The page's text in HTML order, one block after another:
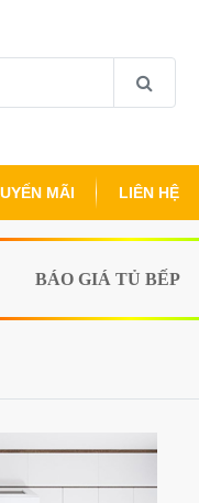
MÃI LIÊN HỆ
BÁO GIÁ TỦ BẾP